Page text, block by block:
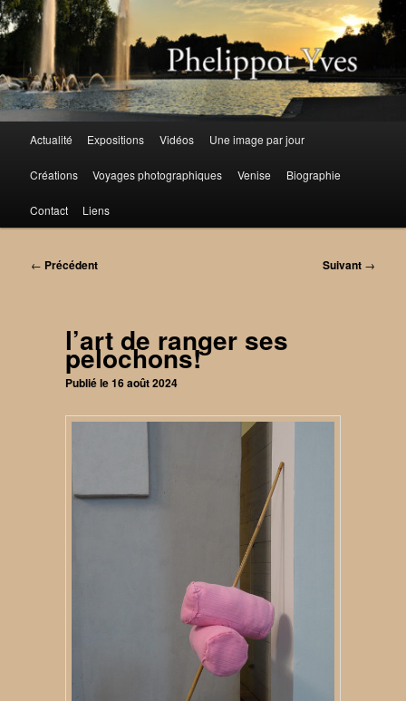
Aller
au
contenu
principal
Actualité Expositions Vidéos Une image par jour
Créations Voyages photographiques Venise Biographie
Contact Liens
Navigation
← Précédent Suivant →
l’art de ranger ses
pelochons!
Publié le16 août 2024